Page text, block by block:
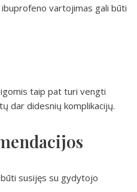
vartojimas gali būti
taip pat turi vengti
dar didesnių komplikacijų.
susijęs su gydytojo